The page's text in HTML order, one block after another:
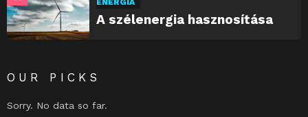
ENERGIA
A szélenergia hasznosítása
OUR PICKS
Sorry. No data so far.